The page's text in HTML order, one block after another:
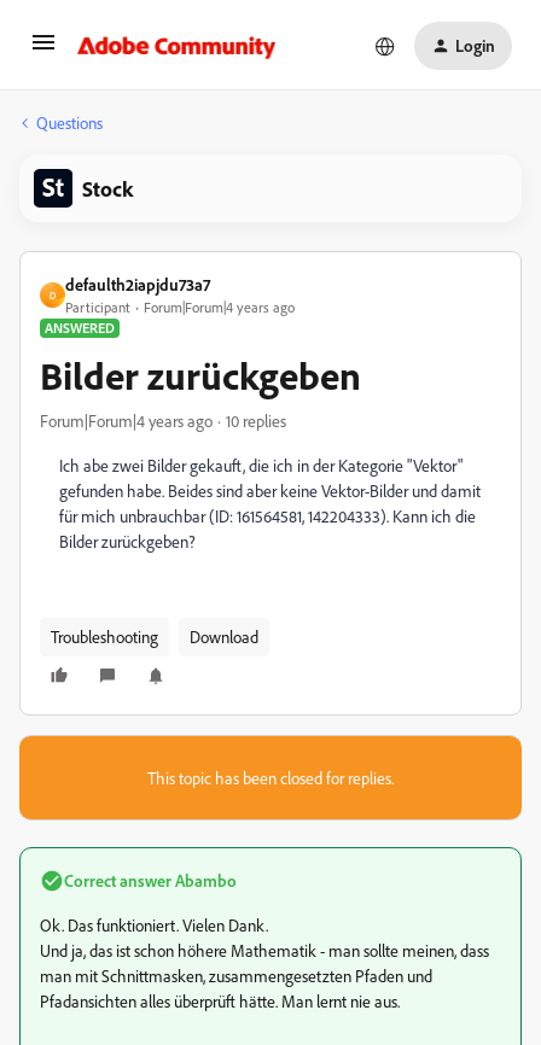
Login
Questions
Stock
D
defaulth2iapjdu73a7
Participant
Forum|Forum|4 years ago
ANSWERED
Bilder zurückgeben
Forum|Forum|4 years ago 10 replies
Ich abe zwei Bilder gekauft, die ich in der Kategorie "Vektor"
gefunden habe. Beides sind aber keine Vektor-Bilder und damit
für mich unbrauchbar (ID: 161564581, 142204333). Kann ich die
Bilder zurückgeben?
Troubleshooting Download
This topic has been closed for replies.
Correct answerAbambo
Ok. Das funktioniert. Vielen Dank.
Und ja, das ist schon höhere Mathematik - man sollte meinen, dass
man mit Schnittmasken, zusammengesetzten Pfaden und
Pfadansichten alles überprüft hätte. Man lernt nie aus.